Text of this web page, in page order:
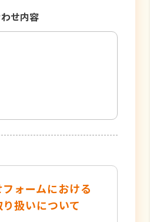
せ内容
ォームにおける
扱いについて